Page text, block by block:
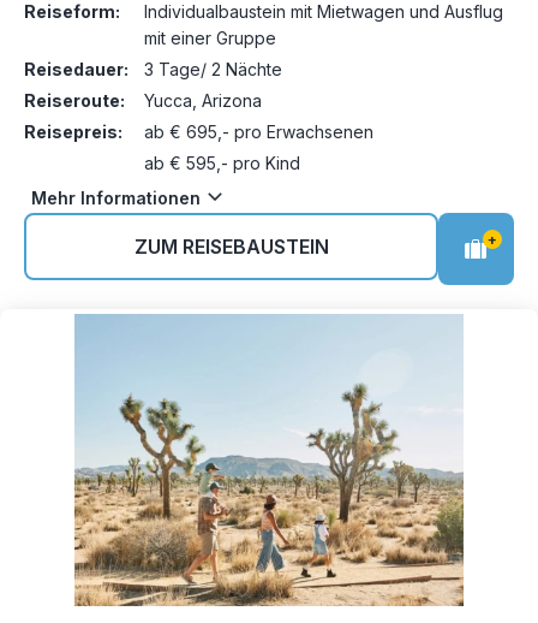
Reiseform:
Individualbaustein mit Mietwagen und Ausflug
mit einer Gruppe
Reisedauer:
3 Tage/ 2 Nächte
Reiseroute:
Yucca, Arizona
Reisepreis:
ab € 695,- pro Erwachsenen
ab € 595,- pro Kind
Mehr Informationen
ZUM REISEBAUSTEIN +